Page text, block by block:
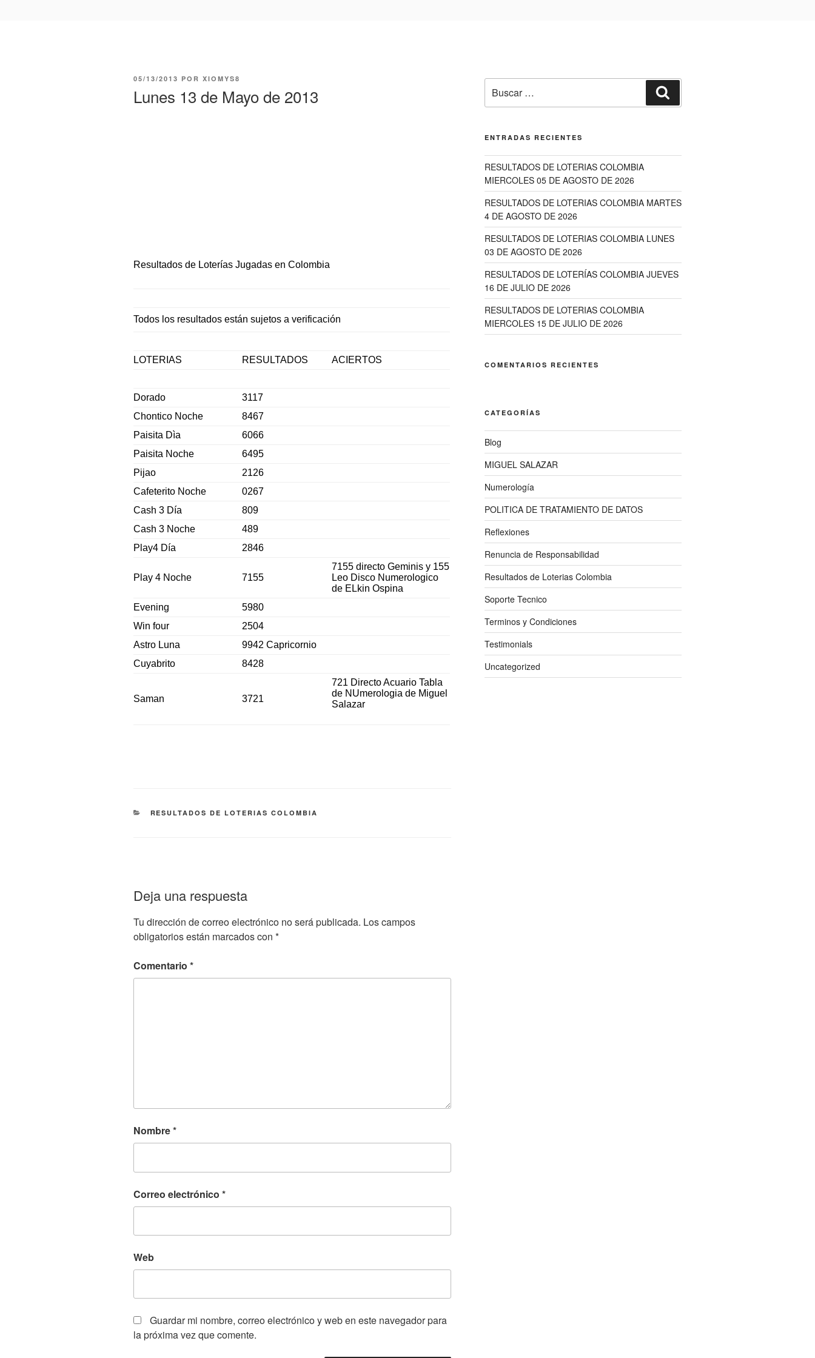
PUBLICADO
05/13/2013 POR XIOMYS8
Lunes 13 de Mayo de 2013
Resultados de Loterías Jugadas en Colombia
Todos los resultados están sujetos a verificación
LOTERIAS RESULTADOS ACIERTOS
Dorado
3117
Chontico Noche
8467
Paisita Dìa
6066
Paisita Noche
6495
Pijao
2126
Cafeterito Noche
0267
Cash 3 Día
809
Cash 3 Noche
489
Play4 Día
2846
Play 4 Noche 7155
7155 directo Geminis y 155
Leo Disco Numerologico
de ELkin Ospina
Evening
5980
Win four
2504
Astro Luna
9942 Capricornio
Cuyabrito
8428
Saman 3721
721 Directo Acuario Tabla
de NUmerologia de Miguel
Salazar
CATEGORÍAS
RESULTADOS DE LOTERIAS COLOMBIA
Deja una respuesta
Tu dirección de correo electrónico no será publicada. Los campos
obligatorios están marcados con *
Comentario *
Nombre*
Correo electrónico *
Web
Guardar mi nombre, correo electrónico y web en este navegador para
la próxima vez que comente.
por:
ENTRADAS RECIENTES
RESULTADOS DE LOTERIAS COLOMBIA
MIERCOLES 05 DE AGOSTO DE 2026
RESULTADOS DE LOTERIAS COLOMBIA MARTES
4 DE AGOSTO DE 2026
RESULTADOS DE LOTERIAS COLOMBIA LUNES
03 DE AGOSTO DE 2026
RESULTADOS DE LOTERÍAS COLOMBIA JUEVES
16 DE JULIO DE 2026
RESULTADOS DE LOTERIAS COLOMBIA
MIERCOLES 15 DE JULIO DE 2026
COMENTARIOS RECIENTES
CATEGORÍAS
Blog
MIGUEL SALAZAR
Numerología
POLITICA DE TRATAMIENTO DE DATOS
Reflexiones
Renuncia de Responsabilidad
Resultados de Loterias Colombia
Soporte Tecnico
Terminos y Condiciones
Testimonials
Uncategorized